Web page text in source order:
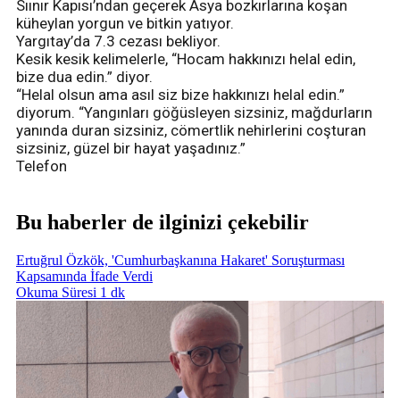
Sıınır Kapısı’ndan geçerek Asya bozkırlarına koşan
küheylan yorgun ve bitkin yatıyor.
Yargıtay’da 7.3 cezası bekliyor.
Kesik kesik kelimelerle, “Hocam hakkınızı helal edin,
bize dua edin.” diyor.
“Helal olsun ama asıl siz bize hakkınızı helal edin.”
diyorum. “Yangınları göğüsleyen sizsiniz, mağdurların
yanında duran sizsiniz, cömertlik nehirlerini coşturan
sizsiniz, güzel bir hayat yaşadınız.”
Telefon
Bu haberler de ilginizi çekebilir
Ertuğrul Özkök, 'Cumhurbaşkanına Hakaret' Soruşturması
Kapsamında İfade Verdi
Okuma Süresi 1 dk